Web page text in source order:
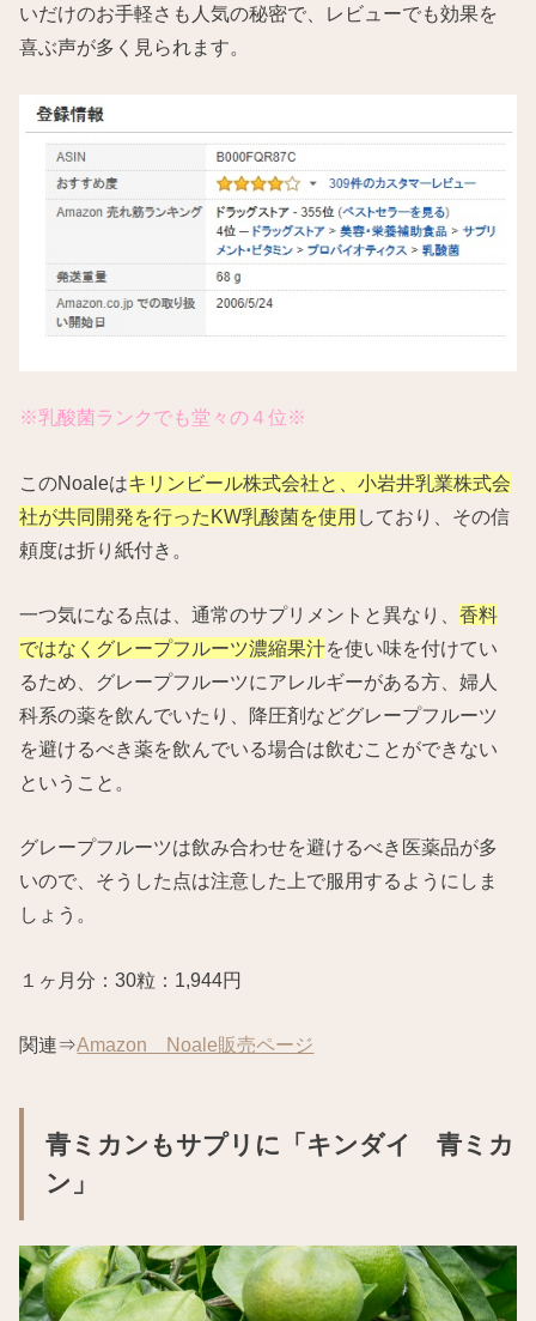
いだけのお手軽さも人気の秘密で、レビューでも効果を
喜ぶ声が多く見られます。
※乳酸菌ランクでも堂々の４位※
このNoaleはキリンビール株式会社と、小岩井乳業株式会
社が共同開発を行ったKW乳酸菌を使用 しており、その信
頼度は折り紙付き。
一つ気になる点は、通常のサプリメントと異なり、香料
ではなくグレープフルーツ濃縮果汁を使い味を付けてい
るため、グレープフルーツにアレルギーがある方、婦人
科系の薬を飲んでいたり、降圧剤などグレープフルーツ
を避けるべき薬を飲んでいる場合は飲むことができない
ということ。
グレープフルーツは飲み合わせを避けるべき医薬品が多
いので、そうした点は注意した上で服用するようにしま
しょう。
１ヶ月分：30粒：1,944円
関連⇒Amazon Noale販売ページ
青ミカンもサプリに「キンダイ 青ミカ
ン」